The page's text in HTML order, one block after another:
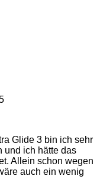
Glide 3 bin ich sehr
und ich hätte das
Allein schon wegen
auch ein wenig